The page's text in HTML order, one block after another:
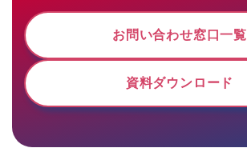
お問い合わせ窓口一覧
資料ダウンロード